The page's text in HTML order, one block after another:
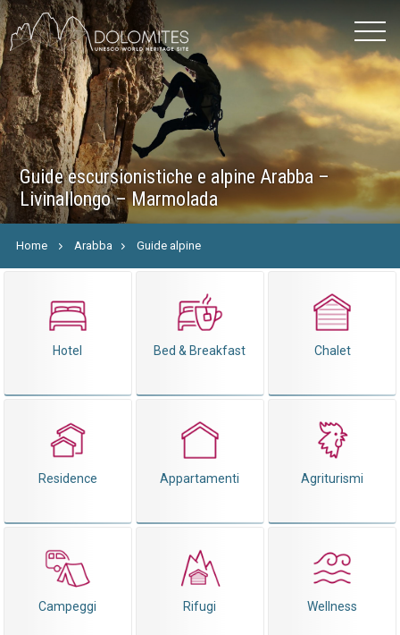
Guide escursionistiche e alpine Arabba –
Livinallongo – Marmolada
Home Arabba Guide alpine
Hotel Bed & Breakfast Chalet
Residence Appartamenti Agriturismi
Campeggi Rifugi Wellness